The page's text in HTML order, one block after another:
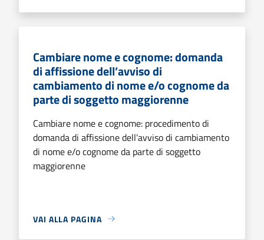
Cambiare nome e cognome: domanda
di affissione dell’avviso di
cambiamento di nome e/o cognome da
parte di soggetto maggiorenne
Cambiare nome e cognome: procedimento di
domanda di affissione dell’avviso di cambiamento
di nome e/o cognome da parte di soggetto
maggiorenne
VAI ALLA PAGINA